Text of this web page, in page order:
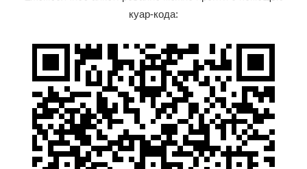
куар-кода: